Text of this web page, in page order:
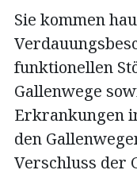
Sie kommen
funktionellen
Gallenwege
Erkrankungen
den
Verschluss der